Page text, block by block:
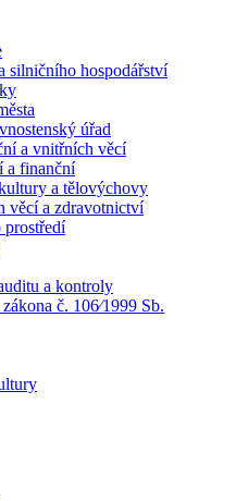
silničního hospodářství
úřad
a vnitřních věcí
a finanční
a tělovýchovy
věcí a zdravotnictví
a kontroly
č. 106⁄1999 Sb.